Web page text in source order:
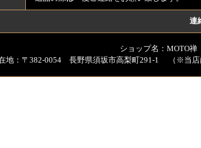
連
ショップ名：MOTO禅
地：〒382-0054 長野県須坂市高梨町291-1 （※当店